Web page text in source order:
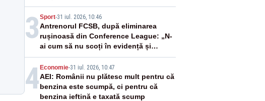
36 de ani”
3 Sport-31 iul. 2026, 10:46
Antrenorul FCSB, după eliminarea
rușinoasă din Conference League: „N-
ai cum să nu scoți în evidență și
lucrurile bune”
4 Economie-31 iul. 2026, 10:47
AEI: Românii nu plătesc mult pentru că
benzina este scumpă, ci pentru că
benzina ieftină e taxată scump